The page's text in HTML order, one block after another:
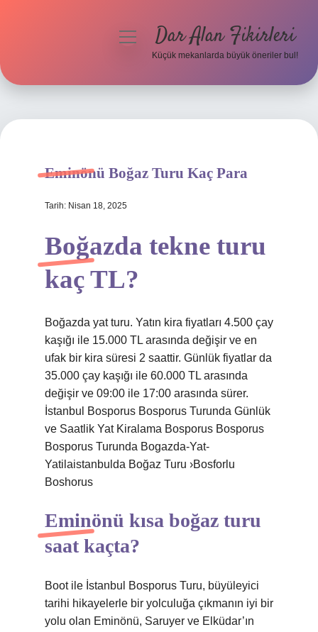
Hakkımızda
menüyüDar Alan Fikirleri
Küçük mekanlarda büyük öneriler bul!
Eminönü Boğaz Turu Kaç Para
Tarih: Nisan 18, 2025
Boğazda tekne turu
kaç TL?
Boğazda yat turu. Yatın kira fiyatları 4.500 çay
kaşığı ile 15.000 TL arasında değişir ve en
ufak bir kira süresi 2 saattir. Günlük fiyatlar da
35.000 çay kaşığı ile 60.000 TL arasında
değişir ve 09:00 ile 17:00 arasında sürer.
İstanbul Bosporus Bosporus Turunda Günlük
ve Saatlik Yat Kiralama Bosporus Bosporus
Bosporus Turunda Bogazda-Yat-
Yatilaistanbulda Boğaz Turu ›Bosforlu
Boshorus
Eminönü kısa boğaz turu
saat kaçta?
Boot ile İstanbul Bosporus Turu, büyüleyici
tarihi hikayelerle bir yolculuğa çıkmanın iyi bir
yolu olan Eminönü, Saruyer ve Elküdar’ın